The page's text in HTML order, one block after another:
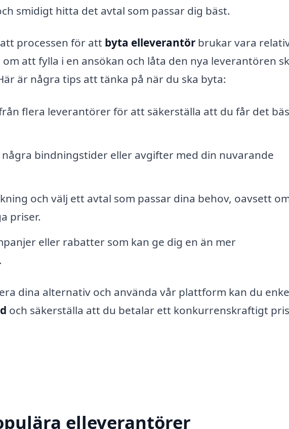
smidigt hitta det avtal som passar dig bäst.
processen för att byta elleverantör brukar vara
att fylla i en ansökan och låta den nya leverantören
är några tips att tänka på när du ska byta:
flera leverantörer för att säkerställa att du får det
bindningstider eller avgifter med din nuvarande
och välj ett avtal som passar dina behov, oavsett
priser.
eller rabatter som kan ge dig en än mer
dina alternativ och använda vår plattform kan du
och säkerställa att du betalar ett konkurrenskraftigt
elleverantörer